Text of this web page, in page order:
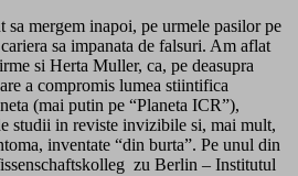
sa mergem inapoi, pe urmele pasilor pe
sa impanata de falsuri. Am aflat
si Herta Muller, ca, pe deasupra
a compromis lumea stiintifica
(mai putin pe “Planeta ICR”),
studii in reviste invizibile si, mai mult,
inventate “din burta”. Pe unul din
zu Berlin – Institutul